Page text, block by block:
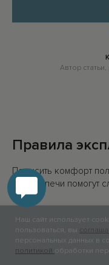
Автор
Правила
Повысить комфорт
банной печи помогут
Поддерживайте
регулярно
остатков влаги.
В первую неделю
Наш сайт использует
пользоваться, вы
персональных данных в
политикой обработки